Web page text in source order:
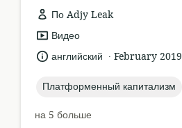
По Adjy Leak
формат
ресурса:
Видео
язык:английский .
опубликовано
February 2019
topic:
Платформенный капитализм
на 5 больше